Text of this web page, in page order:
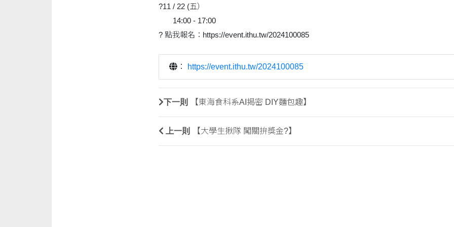
?11 / 22 (五）
14:00 - 17:00
? 點我報名：https://event.ithu.tw/2024100085
： https://event.ithu.tw/2024100085
下一則 【東海食科系AI揭密 DIY麵包趣】
上一則 【大學生揪隊 闖關拚獎金?】